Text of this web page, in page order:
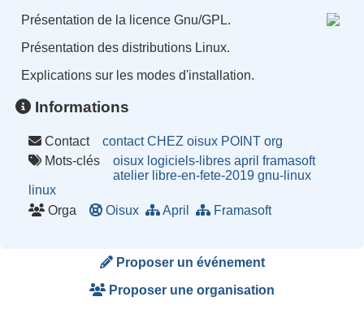
Présentation de la licence Gnu/GPL.
Présentation des distributions Linux.
Explications sur les modes d'installation.
Informations
Contact
contact CHEZ oisux POINT org
Mots-clés
oisux logiciels-libres april framasoft
atelier libre-en-fete-2019 gnu-linux
linux
Orga
Oisux April Framasoft
Proposer un événement
Proposer une organisation